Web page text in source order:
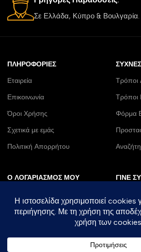
Σε Ελλάδα, Κύπρο & Βουλγαρία.
ΠΛΗΡΟΦΟΡΊΕΣ
Εταιρεία
Επικοινωνία
Όροι Χρήσης
Σχετικά με εμάς
Πολιτική Απορρήτου
Τρόποι
Τρόποι
Φόρμα
Ο ΛΟΓΑΡΙΑΣΜΌΣ ΜΟΥ
Λίστα Επιθυμιών
ΓΊΝΕ
B2B